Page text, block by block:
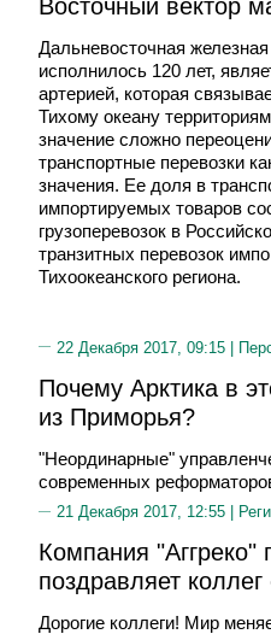
Дальневосточная
исполнилось 120 лет,
артерией, которая
Тихому океану
значение сложно
транспортные перевозки
значения. Ее доля в
импортируемых товаров
грузоперевозок в
транзитных перевозок
Тихоокеанского региона.
22 Декабря 2017, 09:15 |
Почему Арктика в
из Приморья?
"Неординарные"
современных
21 Декабря 2017, 12:55 |
Компания "Аггреко"
поздравляет
Дорогие коллеги! Мир